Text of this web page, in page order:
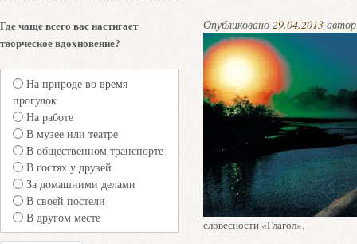
Опубликовано 29.04.2013
словесности «Глагол».
Где чаще всего вас настигает
творческое вдохновение?
На природе во время
прогулок
На работе
В музее или театре
В общественном транспорте
В гостях у друзей
За домашними делами
В своей постели
В другом месте